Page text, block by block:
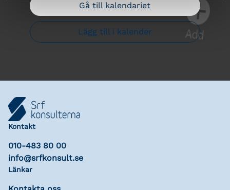
Gå till kalendariet
Lägg till i kalender
Kontakt
010-483 80 00
info@srfkonsult.se
Länkar